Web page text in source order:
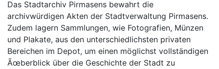
Das Stadtarchiv Pirmasens bewahrt die
archivwürdigen Akten der Stadtverwaltung Pirmasens.
Zudem lagern Sammlungen, wie Fotografien, Münzen
und Plakate, aus den unterschiedlichsten privaten
Bereichen im Depot, um einen möglichst vollständigen
Ãœberblick über die Geschichte der Stadt zu